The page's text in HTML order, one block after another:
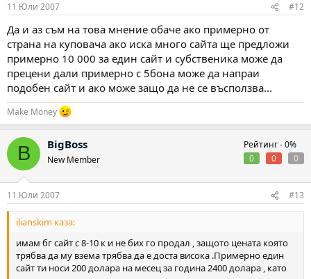
11 Юли 2007 #12
Да и аз съм на това мнение обаче ако примерно от
страна на куповача ако иска много сайта ще предложи
примерно 10 000 за един сайт и субственика може да
прецени дали примерно с 5бона може да напраи
подобен сайт и ако може защо да не се въсползва...
Make Money
B BigBoss
New Member
Рейтинг -0%
0
0 0
11 Юли 2007 #13
ilianskim каза:
имам бг сайт с 8-10 к и не бих го продал , защото цената която
трябва да му взема трябва да е доста висока .Примерно един
сайт ти носи 200 долара на месец за година 2400 долара , като